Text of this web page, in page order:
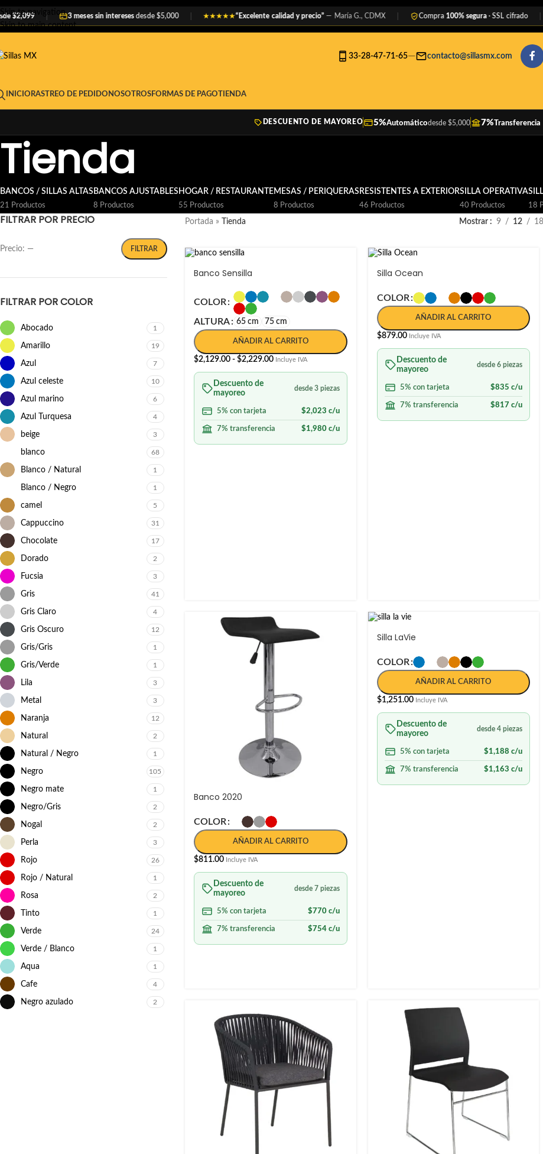
Skip to navigation
Skip to main content
3 meses sin interesesdesde $5,000 ★★★★★“Excelente calidad y precio” — María G., CDMX Compra100% segura· SSL cifrado
33-28-47-71-65— contacto@sillasmx.com
INICIO RASTREO DE PEDIDO NOSOTROSFORMAS DE PAGOTIENDA
DESCUENTO DE MAYOREO 5%Automáticodesde $5,000 7%Transferencia
Tienda
BANCOS / SILLAS ALTAS
21 Productos
BANCOS AJUSTABLES
8 Productos
HOGAR / RESTAURANTE
55 Productos
MESAS / PERIQUERAS
8 Productos
RESISTENTES A EXTERIOR
46 Productos
SILLA OPERATIVA
40 Productos 18
FILTRAR POR PRECIO
FILTRAR
Precio: —
FILTRAR POR COLOR
Abocado 1
Amarillo 19
Azul 7
Azul celeste 10
Azul marino 6
Azul Turquesa 4
beige 3
blanco 68
Blanco / Natural 1
Blanco / Negro 1
camel 5
Cappuccino 31
Chocolate 17
Dorado 2
Fucsia 3
Gris 41
Gris Claro 4
Gris Oscuro 12
Gris/Gris 1
Gris/Verde 1
Lila 3
Metal 3
Naranja 12
Natural 2
Natural / Negro 1
Negro 105
Negro mate 1
Negro/Gris 2
Nogal 2
Perla 3
Rojo 26
Rojo / Natural 1
Rosa 2
Tinto 1
Verde 24
Verde / Blanco 1
Aqua 1
Cafe 4
Negro azulado 2
Portada » Tienda Mostrar 9 12 18
Banco Sensilla
COLOR
ALTURA 65 cm 75 cm
AÑADIR AL CARRITO
$2,129.00 - $2,229.00 Incluye IVA
Descuento de
mayoreo
desde 3 piezas
5% con tarjeta $2,023 c/u
7% transferencia $1,980c/u
Silla Ocean
COLOR
AÑADIR AL CARRITO
$879.00 Incluye IVA
Descuento de
mayoreo
desde 6 piezas
5% con tarjeta $835 c/u
7% transferencia $817 c/u
Banco 2020
COLOR
AÑADIR AL CARRITO
$811.00 Incluye IVA
Descuento de
mayoreo
desde 7 piezas
5% con tarjeta $770c/u
7% transferencia $754c/u
Silla LaVie
COLOR
AÑADIR AL CARRITO
$1,251.00 Incluye IVA
Descuento de
mayoreo
desde 4 piezas
5% con tarjeta $1,188 c/u
7% transferencia $1,163 c/u